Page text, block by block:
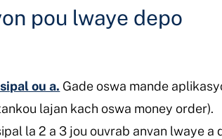
pou lwaye depo
ou a. Gade oswa mande
lajan kach oswa money order).
la 2 a 3 jou ouvrab anvan lwaye